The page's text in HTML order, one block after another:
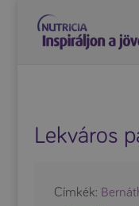
Lekváros
Címkék: